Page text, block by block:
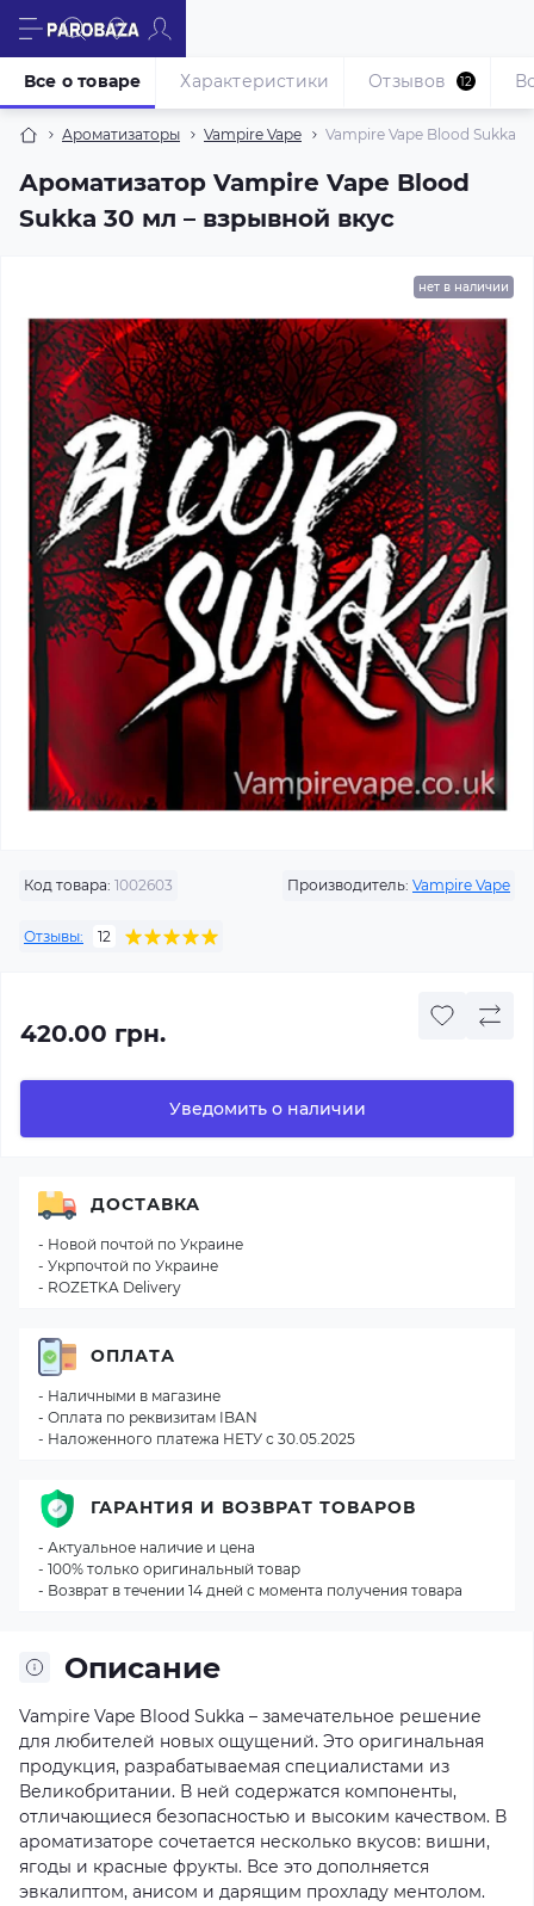
Ароматизаторы Vampire Vape Vampire Vape Blood Sukka
Ароматизатор Vampire Vape Blood
Sukka 30 мл – взрывной вкус
Все о товаре Характеристики Отзывов 12
нет в наличии
Код товара: 1002603 Производитель: Vampire Vape
Отзывы: 12
420.00 грн.
Уведомить о наличии
Описание
Vampire Vape Blood Sukka – замечательное решение
для любителей новых ощущений. Это оригинальная
продукция, разрабатываемая специалистами из
Великобритании. В ней содержатся компоненты,
отличающиеся безопасностью и высоким качеством. В
ароматизаторе сочетается несколько вкусов: вишни,
ягоды и красные фрукты. Все это дополняется
эвкалиптом, анисом и дарящим прохладу ментолом.
ДОСТАВКА
- Новой почтой по Украине
- Укрпочтой по Украине
- ROZETKA Delivery
ОПЛАТА
- Наличными в магазине
- Оплата по реквизитам IBAN
- Наложенного платежа НЕТУ с 30.05.2025
ГАРАНТИЯ И ВОЗВРАТ ТОВАРОВ
- Актуальное наличие и цена
- 100% только оригинальный товар
- Возврат в течении 14 дней с момента получения товара